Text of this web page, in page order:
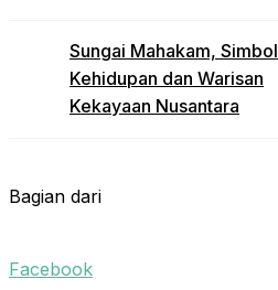
Sungai Mahakam, Simbol
Kehidupan dan Warisan
Kekayaan Nusantara
Bagian dari
Facebook